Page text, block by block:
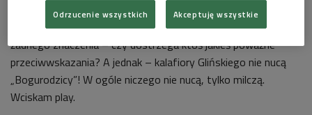
mógłby piać starą pieśń rycerstwa polskiego, bo czemuż by
nie? Pomijając zdrowy rozsądek, który dziś w teatrze nie ma
żadnego znaczenia – czy dostrzega ktoś jakieś poważne
przeciwwskazania? A jednak – kalafiory Glińskiego nie nucą
„Bogurodzicy”! W ogóle niczego nie nucą, tylko milczą.
Wciskam play.
Odrzucenie wszystkich Akceptuję wszystkie